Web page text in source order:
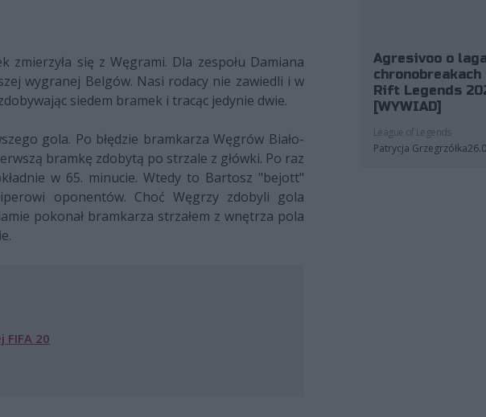
się z Węgrami. Dla zespołu Damiana
wygranej Belgów. Nasi rodacy nie zawiedli i w
siedem bramek i tracąc jedynie dwie.
gola. Po błędzie bramkarza Węgrów Biało-
bramkę zdobytą po strzale z główki. Po raz
w 65. minucie. Wtedy to Bartosz "bejott"
oponentów. Choć Węgrzy zdobyli gola
pokonał bramkarza strzałem z wnętrza pola
20
Agresivoo o
Rift Legends
[WYWIAD]
League of Legends
Patrycja Grzegrzółka